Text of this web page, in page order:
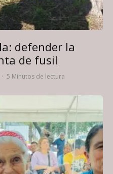
defender la
de fusil
· 5 Minutos de lectura